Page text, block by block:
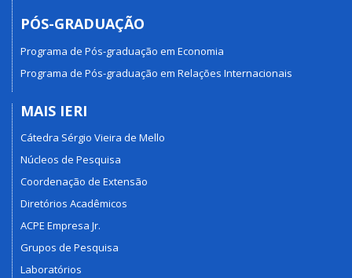
PÓS-GRADUAÇÃO
Programa de Pós-graduação em Economia
Programa de Pós-graduação em Relações Internacionais
MAIS IERI
Cátedra Sérgio Vieira de Mello
Núcleos de Pesquisa
Coordenação de Extensão
Diretórios Acadêmicos
ACPE Empresa Jr.
Grupos de Pesquisa
Laboratórios